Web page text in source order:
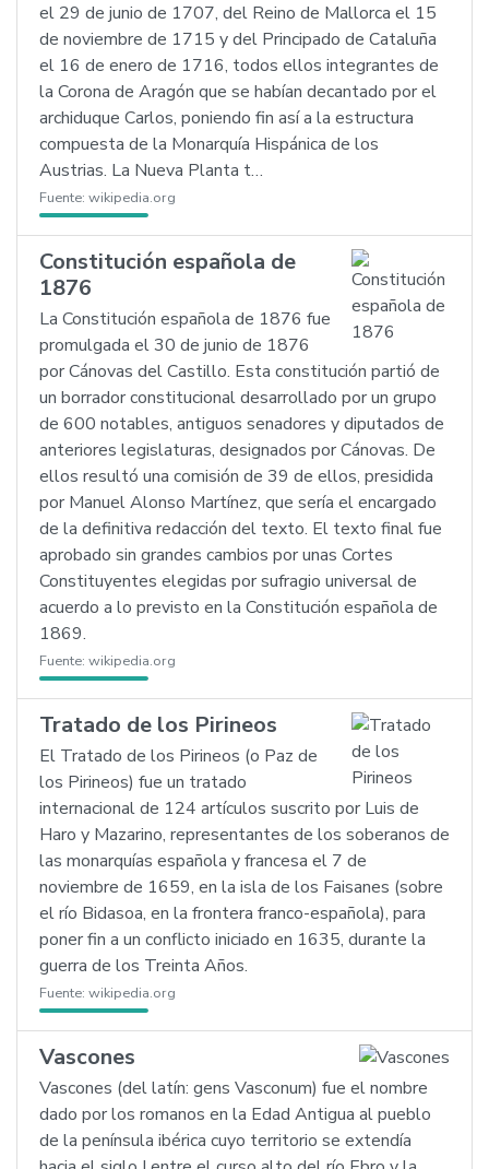
el 29 de junio de 1707, del Reino de Mallorca el 15
de noviembre de 1715 y del Principado de Cataluña
el 16 de enero de 1716, todos ellos integrantes de
la Corona de Aragón que se habían decantado por el
archiduque Carlos, poniendo fin así a la estructura
compuesta de la Monarquía Hispánica de los
Austrias. La Nueva Planta t…
Fuente: wikipedia.org
Constitución española de
1876
La Constitución española de 1876 fue
promulgada el 30 de junio de 1876
por Cánovas del Castillo. Esta constitución partió de
un borrador constitucional desarrollado por un grupo
de 600 notables, antiguos senadores y diputados de
anteriores legislaturas, designados por Cánovas. De
ellos resultó una comisión de 39 de ellos, presidida
por Manuel Alonso Martínez, que sería el encargado
de la definitiva redacción del texto. El texto final fue
aprobado sin grandes cambios por unas Cortes
Constituyentes elegidas por sufragio universal de
acuerdo a lo previsto en la Constitución española de
1869.
Fuente: wikipedia.org
Tratado de los Pirineos
El Tratado de los Pirineos (o Paz de
los Pirineos) fue un tratado
internacional de 124 artículos suscrito por Luis de
Haro y Mazarino, representantes de los soberanos de
las monarquías española y francesa el 7 de
noviembre de 1659, en la isla de los Faisanes (sobre
el río Bidasoa, en la frontera franco-española), para
poner fin a un conflicto iniciado en 1635, durante la
guerra de los Treinta Años.
Fuente: wikipedia.org
Vascones
Vascones (del latín: gens Vasconum) fue el nombre
dado por los romanos en la Edad Antigua al pueblo
de la península ibérica cuyo territorio se extendía